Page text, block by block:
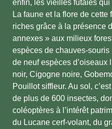
enfin, les vieilles futaies
La faune et la flore de
riches grâce à la présence
annexes » aux milieux
espèces de chauves-
de neuf espèces
noir, Cigogne noire,
Pouillot siffleur. Au sol,
de plus de 600 insectes,
coléoptères à l’intérêt
du Lucane cerf-volant, du